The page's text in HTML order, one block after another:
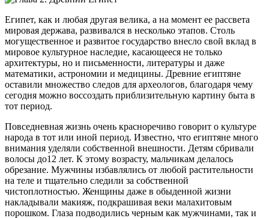
Египет, как и любая другая велика, а на момент ее рассвета
мировая держава, развивался в несколько этапов. Столь
могущественное и развитое государство внесло свой вклад в
мировое культурное наследие, касающееся не только
архитектуры, но и письменности, литературы и даже
математики, астрономии и медицины. Древние египтяне
оставили множество следов для археологов, благодаря чему
сегодня можно воссоздать приблизительную картину быта в
тот период.
Повседневная жизнь очень красноречиво говорит о культуре
народа в тот или иной период. Известно, что египтяне много
внимания уделяли собственной внешности. Детям сбривали
волосы до12 лет. К этому возрасту, мальчикам делалось
обрезание. Мужчины избавлялись от любой растительности
на теле и тщательно следили за собственной
чистоплотностью. Женщины даже в обыденной жизни
накладывали макияж, подкрашивая веки малахитовым
порошком. Глаза подводились черным как мужчинами, так и